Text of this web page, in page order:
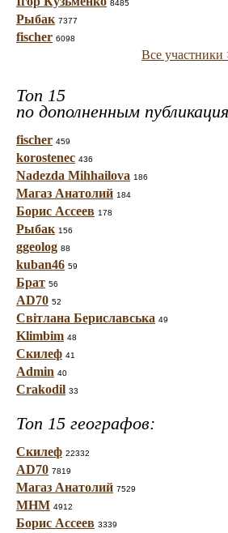
8485
Рыбак 7377
fischer 6098
Все участники
Топ 15
по дополненным
fischer 459
korostenec 436
Nadezda Mihhailova 186
Магаз Анатолий 184
Борис Ассеев 178
Рыбак 156
ggeolog 88
kuban46 59
Брат 56
AD70 52
Світлана Бериславська 49
Klimbim 48
Скилеф 41
Admin 40
Crakodil 33
Топ 15 географов:
Скилеф 22332
AD70 7819
Магаз Анатолий 7529
МНМ 4912
Борис Ассеев 3339